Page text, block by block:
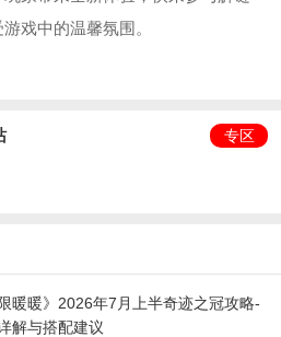
戏中的温馨氛围。
专区
限暖暖》2026年7月上半奇迹之冠攻略-
解与搭配建议